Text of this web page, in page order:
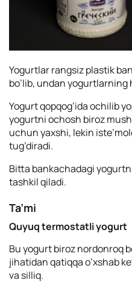
Yogurtlar rangsiz plastik
bo’lib, undan yogurtlarning
Yogurt qopqog’ida ochilib
yogurtni ochosh biroz
uchun yaxshi, lekin
tug’diradi.
Bitta bankachadagi
tashkil qiladi.
Ta’mi
Quyuq termostatli yogurt
Bu yogurt biroz nordonroq
jihatidan qatiqqa o’xshab
va silliq.